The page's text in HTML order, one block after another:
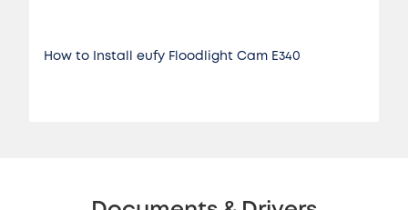
How to Install eufy Floodlight Cam E340